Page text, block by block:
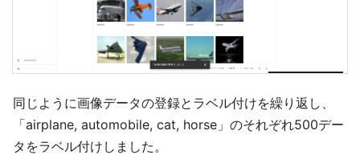
同じように画像データの登録とラベル付けを繰り返し、
「airplane, automobile, cat, horse」のそれぞれ500デー
タをラベル付けしました。